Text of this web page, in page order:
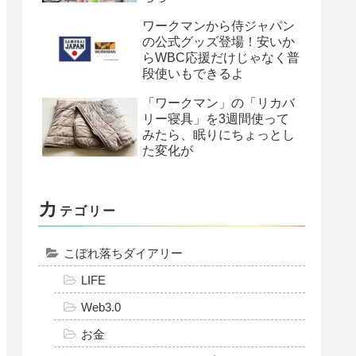
ワークマンから侍ジャパン
の公式グッズ登場！安いか
らWBC応援だけじゃなく普
段使いもできるよ
「ワークマン」の「リカバ
リー寝具」を3週間使って
みたら、眠りにちょっとし
た変化が
カ テゴリー
こぼれ落ちダイアリー
LIFE
Web3.0
お金